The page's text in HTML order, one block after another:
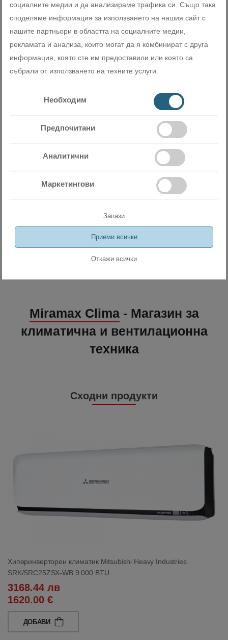
Перфектният климат вкъщи или в офиса се постига бързо и
лесно само с една настройка, благодарение на функцията
“Седмичен таймер”. Той позволява да настроите желаните
чрез обособените на дистанционното бутони. По този начин
като едновременно с това пестите електроенергия.
Miramax Clima- Магазин за
климатична и вентилационна
техника
Сходни продукти
Хиперинверторен климатик Mitsubishi Heavy Industries
SRK/SRC25ZSX-WB 9 000 BTU
3168.44 лв
1620.00 €
ДОБАВИ
социалните медии и да анализираме трафика си. Също така
споделяме информация за използването на нашия сайт с
нашите партньори в областта на социалните медии,
рекламата и анализа, които могат да я комбинират с друга
информация, която сте им предоставили или която са
събрали от използването на техните услуги.
Необходим
Предпочитани
Аналитични
Маркетингови
Запази
Приеми всички
Откажи всички